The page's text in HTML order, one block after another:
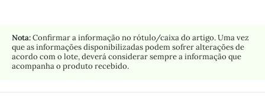
Nota:Confirmar a informação no rótulo/caixa do artigo. Uma vez
que as informações disponibilizadas podem sofrer alterações de
acordo com o lote, deverá considerar sempre a informação que
acompanha o produto recebido.